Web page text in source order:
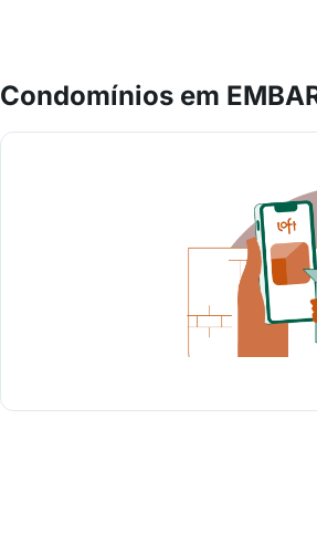
Condomínios em